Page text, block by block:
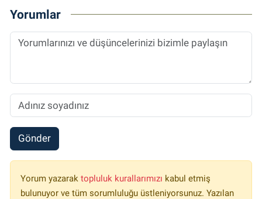
Yorumlar
Gönder
Yorum yazarak topluluk kurallarımızı kabul etmiş
bulunuyor ve tüm sorumluluğu üstleniyorsunuz. Yazılan